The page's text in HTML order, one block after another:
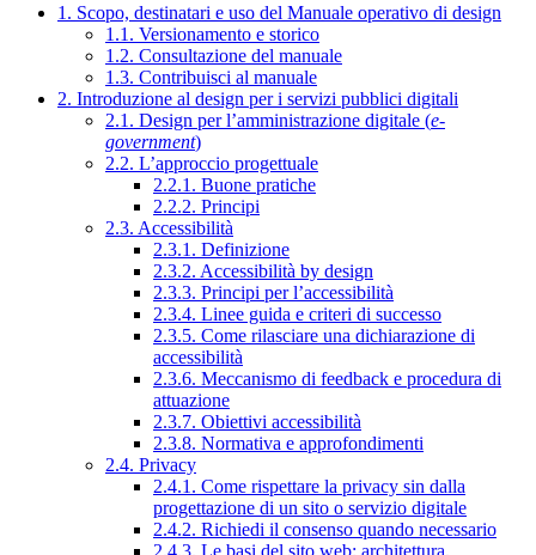
1. Scopo, destinatari e uso del Manuale operativo di design
1.1. Versionamento e storico
1.2. Consultazione del manuale
1.3. Contribuisci al manuale
2. Introduzione al design per i servizi pubblici digitali
2.1. Design per l’amministrazione digitale (e-
government)
2.2. L’approccio progettuale
2.2.1. Buone pratiche
2.2.2. Principi
2.3. Accessibilità
2.3.1. Definizione
2.3.2. Accessibilità by design
2.3.3. Principi per l’accessibilità
2.3.4. Linee guida e criteri di successo
2.3.5. Come rilasciare una dichiarazione di
accessibilità
2.3.6. Meccanismo di feedback e procedura di
attuazione
2.3.7. Obiettivi accessibilità
2.3.8. Normativa e approfondimenti
2.4. Privacy
2.4.1. Come rispettare la privacy sin dalla
progettazione di un sito o servizio digitale
2.4.2. Richiedi il consenso quando necessario
2.4.3. Le basi del sito web: architettura,